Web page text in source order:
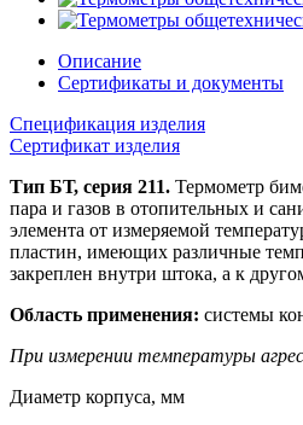
Описание
Сертификаты и документы
Спецификация изделия
Сертификат изделия
Тип БТ, серия 211. Термометр
пара и газов в отопительных и
элемента от измеряемой
пластин, имеющих различные
закреплен внутри штока, а к
Область применения: системы
При измерении температуры
Диаметр корпуса, мм